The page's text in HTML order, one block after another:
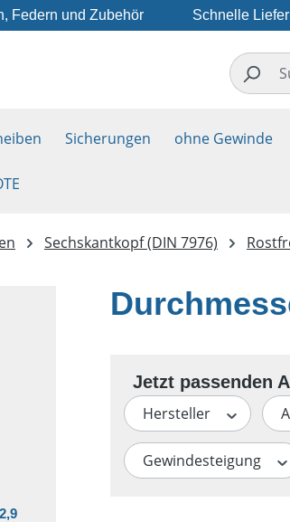
Federn und Zubehör Schnelle
Sicherungen ohne Gewinde
Sechskantkopf (DIN 7976)
Hersteller
Gewindesteigung